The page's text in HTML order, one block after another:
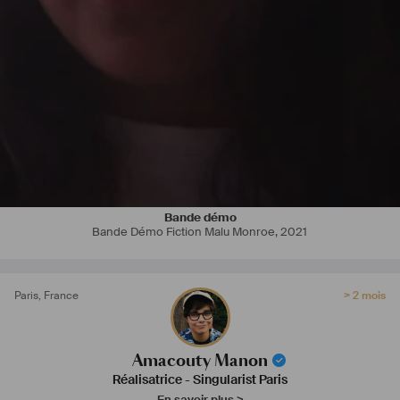
Bande démo
Bande Démo Fiction Malu Monroe,2021
Paris, France > 2 mois
Amacouty Manon
Réalisatrice-Singularist Paris
Logiciels : Adobe Premiere / Da Vinci Resolve / Illustrator / InDesign
Je suis intéressée par toutes collaborations sur des clips, pubs,